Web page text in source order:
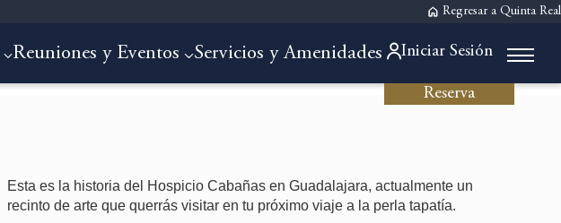
Regresar a Quinta Real
Reuniones y Eventos Servicios y Amenidades Iniciar Sesión
Reserva
Esta es la historia del Hospicio Cabañas en Guadalajara, actualmente un
recinto de arte que querrás visitar en tu próximo viaje a la perla tapatía.